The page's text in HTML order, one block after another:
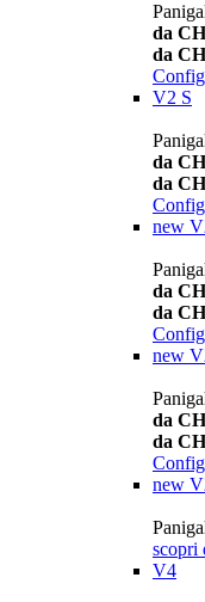
da
da
V2 S
da
da
new
da
da
new
da
da
new
scopri
V4